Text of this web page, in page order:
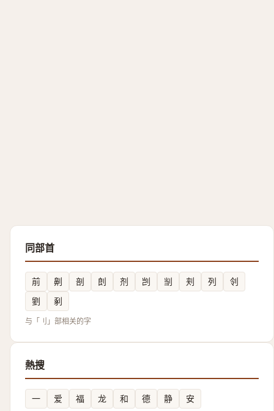
同部首
前 劓 剖 剆 剂 剀 㓥 刾 列
刢
劉
剢
与「刂」部相关的字
熱搜
一 爱 福 龙 和 德 静 安